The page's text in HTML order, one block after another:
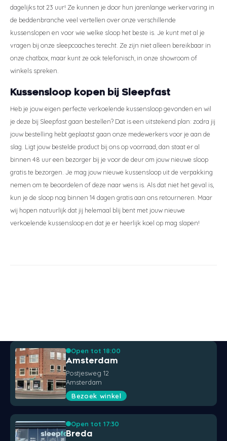
dagelijks tot 23 uur! Ze kunnen je door hun jarenlange werkervaring in
de beddenbranche veel vertellen over onze verschillende
kussenslopen en voor wie welke sloop het beste is. Je kunt met al je
vragen bij onze sleepcoaches terecht. Ze zijn niet alleen bereikbaar in
onze chatbox, maar kunt ze ook telefonisch, in onze showroom of
winkels spreken.
Kussensloop kopen bij Sleepfast
Heb je jouw eigen perfecte verkoelende kussensloop gevonden en wil
je deze bij Sleepfast gaan bestellen? Dat is een uitstekend plan: zodra jij
jouw bestelling hebt geplaatst gaan onze medewerkers voor je aan de
slag. Ligt jouw bestelde product bij ons op voorraad, dan staat er al
binnen 48 uur een bezorger bij je voor de deur om jouw nieuwe sloop
gratis te bezorgen. Je mag jouw nieuwe kussensloop uit de verpakking
nemen om te beoordelen of deze naar wens is. Als dat niet het geval is,
kun je de sloop nog binnen 14 dagen gratis aan ons retourneren. Maar
wij hopen natuurlijk dat jij helemaal blij bent met jouw nieuwe
verkoelende kussensloop en dat je er heerlijk koel op mag slapen!
Open tot 18:00
Amsterdam
Postjesweg 12
Amsterdam
Bezoek winkel
Open tot 17:30
Breda